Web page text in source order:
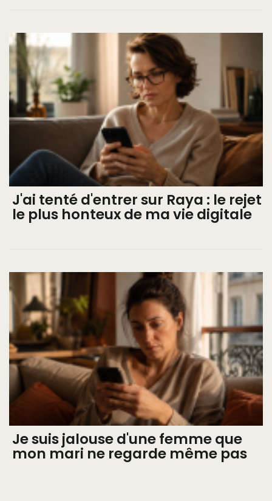
J'ai tenté d'entrer sur Raya : le rejet
le plus honteux de ma vie digitale
Je suis jalouse d'une femme que
mon mari ne regarde même pas